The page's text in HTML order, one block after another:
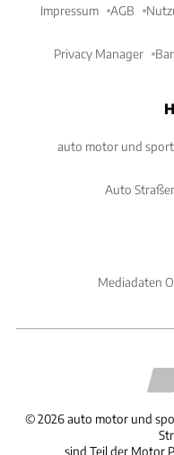
Impressum AGB
Privacy Manager
auto motor und sport
Auto
Mediadaten
©2026 auto motor und
sind Teil der Motor